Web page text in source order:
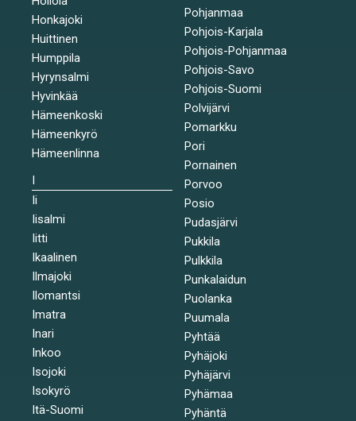
Honkajoki
Huittinen
Humppila
Hyrynsalmi
Hyvinkää
Hämeenkoski
Hämeenkyrö
Hämeenlinna
I
Ii
Iisalmi
Iitti
Ikaalinen
Ilmajoki
Ilomantsi
Imatra
Inari
Inkoo
Isojoki
Isokyrö
Itä-Suomi
Pohjanmaa
Pohjois-Karjala
Pohjois-Pohjanmaa
Pohjois-Savo
Pohjois-Suomi
Polvijärvi
Pomarkku
Pori
Pornainen
Porvoo
Posio
Pudasjärvi
Pukkila
Pulkkila
Punkalaidun
Puolanka
Puumala
Pyhtää
Pyhäjoki
Pyhäjärvi
Pyhämaa
Pyhäntä